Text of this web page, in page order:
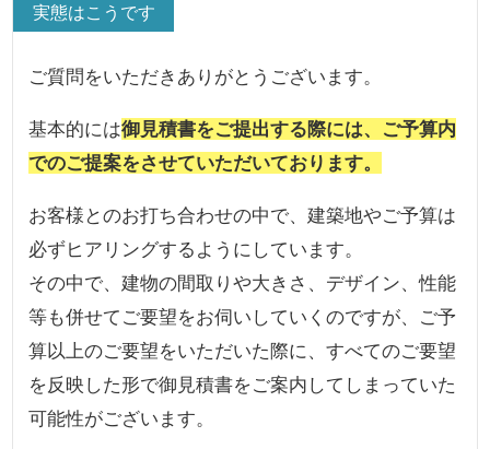
実態はこうです
ご質問をいただきありがとうございます。
基本的には御見積書をご提出する際には、ご予算内
でのご提案をさせていただいております。
お客様とのお打ち合わせの中で、建築地やご予算は
必ずヒアリングするようにしています。
その中で、建物の間取りや大きさ、デザイン、性能
等も併せてご要望をお伺いしていくのですが、ご予
算以上のご要望をいただいた際に、すべてのご要望
を反映した形で御見積書をご案内してしまっていた
可能性がございます。